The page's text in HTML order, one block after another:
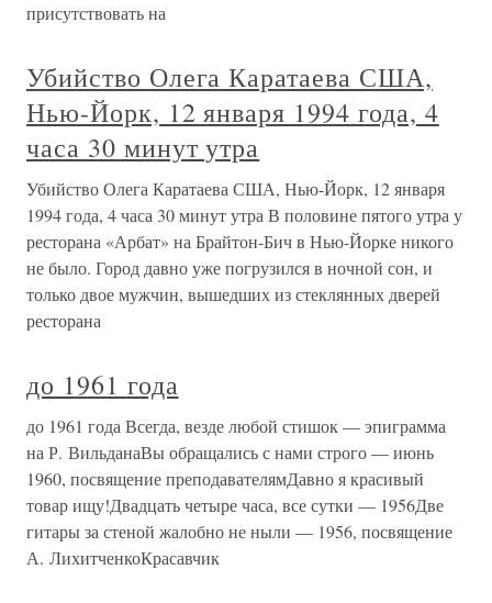
присутствовать на
Убийство Олега Каратаева США,
Нью-Йорк, 12 января 1994 года, 4
часа 30 минут утра
Убийство Олега Каратаева США, Нью-Йорк, 12 января
1994 года, 4 часа 30 минут утра В половине пятого утра у
ресторана «Арбат» на Брайтон-Бич в Нью-Йорке никого
не было. Город давно уже погрузился в ночной сон, и
только двое мужчин, вышедших из стеклянных дверей
ресторана
до 1961 года
до 1961 года Всегда, везде любой стишок — эпиграмма
на Р. ВильданаВы обращались с нами строго — июнь
1960, посвящение преподавателямДавно я красивый
товар ищу!Двадцать четыре часа, все сутки — 1956Две
гитары за стеной жалобно не ныли — 1956, посвящение
А. ЛихитченкоКрасавчик